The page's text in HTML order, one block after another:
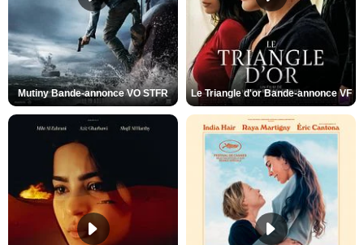
Mutiny Bande-annonce VO STFR Le Triangle d'or Bande-annonce VF